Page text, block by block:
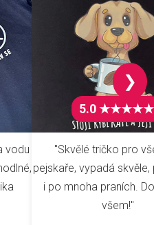
vodu
5.0 ★★★★★
"Skvělé tričko pro
pejskaře, vypadá
i po mnoha praních.
všem!"
❯